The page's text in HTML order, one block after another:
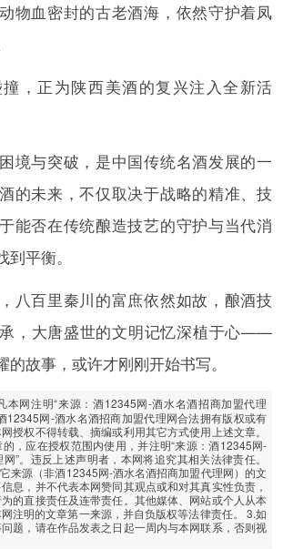
物血密封的古老酒海，依然守护着凤
，正为陕西美酒的复兴注入全新活
境与突破，是中国传统名酒发展的一
的未来，不仅取决于战略的精准、技
能否在传统酿造技艺的守护与当代消
平衡。
八百里秦川的富庶依然如故，酿酒技
，大唐盛世的文明记忆深植于心——
的故事，或许才刚刚开始书写。
本网注明“来源：酒12345网-酒水名酒招商加盟代理
12345网-酒水名酒招商加盟代理网合法拥有版权或有
授权不得转载、摘编或利用其它方式使用上述文章。
，应在授权范围内使用，并注明“来源：酒12345网-
”。违反上述声明者，本网将追究其相关法律责任。
来源（非酒12345网-酒水名酒招商加盟代理网）的文
息，并不代表本网赞同其观点或和对其真实性负责，
的直接责任及连带责任。其他媒体、网站或个人从本
注明的文章第一来源，并自负版权等法律责任。 3.如
题，请在作品发表之日起一周内与本网联系，否则视